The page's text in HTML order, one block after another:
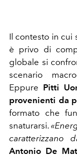
Il contesto in cui
è privo di
globale si
scenario
Eppure Pitti
provenienti da
formato che
snaturarsi.
caratterizzano
Antonio De